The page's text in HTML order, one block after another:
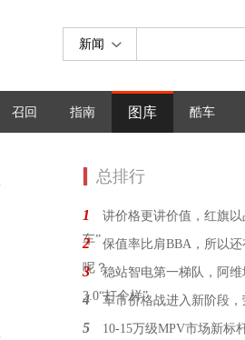
新闻
召回 指南 图库 酷车
总排行
1
讲价格更讲价值，红旗
车”
2
保值率比肩BBA，所以
呢？
3
稳站智电第一梯队，阿
3.0“打个样”
4 车市价格战进入新阶段
5
10-15万级MPV市场新标